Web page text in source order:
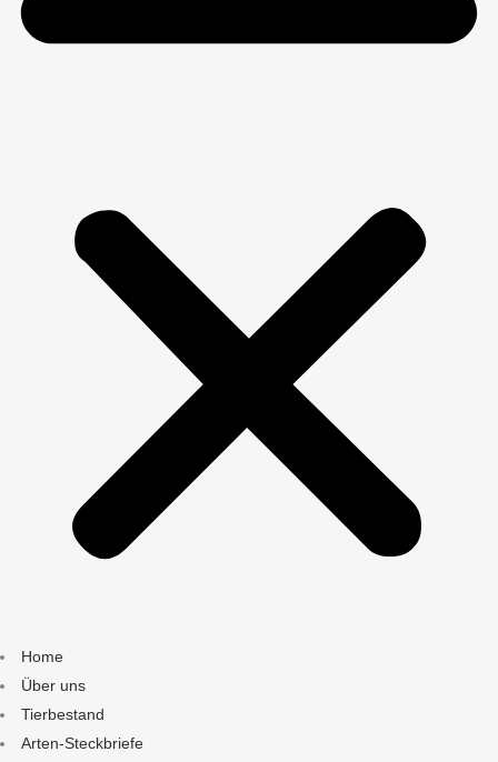
Home
Über uns
Tierbestand
Arten-Steckbriefe